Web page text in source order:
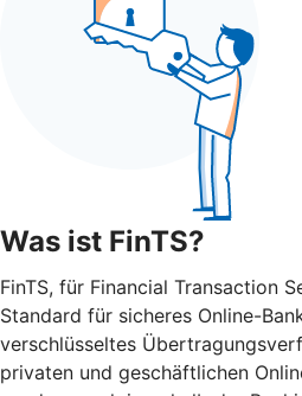
Was ist FinTS?
FinTS, für Financial Transaction
Standard für sicheres Online-
verschlüsseltes
privaten und geschäftlichen